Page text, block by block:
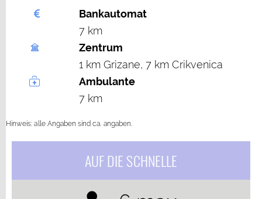
Bankautomat
7 km
Zentrum
1 km Grizane, 7 km Crikvenica
Ambulante
7 km
Hinweis: alle Angaben sind ca. angaben.
AUF DIE SCHNELLE